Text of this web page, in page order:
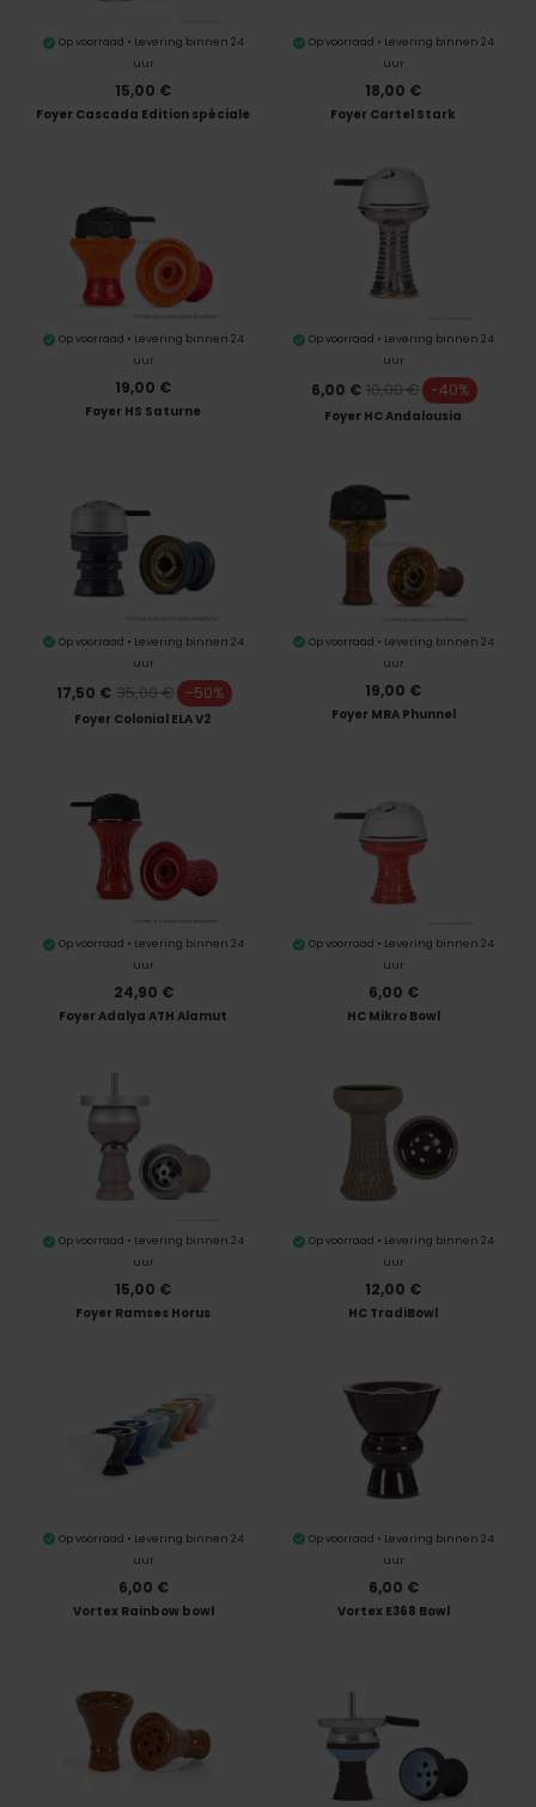
Op voorraad • Levering binnen 24
uur
15,00 €
Foyer Cascada Edition spéciale
Op voorraad • Levering binnen 24
uur
18,00 €
Foyer Cartel Stark
Op voorraad • Levering binnen 24
uur
19,00 €
Foyer HS Saturne
Op voorraad • Levering binnen 24
uur
6,00 € 10,00 € -40%
Foyer HC Andalousia
Op voorraad • Levering binnen 24
uur
17,50 € 35,00 € -50%
Foyer Colonial ELA V2
Op voorraad • Levering binnen 24
uur
19,00 €
Foyer MRA Phunnel
Op voorraad • Levering binnen 24
uur
24,90 €
Foyer Adalya ATH Alamut
Op voorraad • Levering binnen 24
uur
6,00 €
HC Mikro Bowl
Op voorraad • Levering binnen 24
uur
15,00 €
Foyer Ramses Horus
Op voorraad • Levering binnen 24
uur
12,00 €
HC TradiBowl
Op voorraad • Levering binnen 24
uur
6,00 €
Vortex Rainbow bowl
Op voorraad • Levering binnen 24
uur
6,00 €
Vortex E368 Bowl